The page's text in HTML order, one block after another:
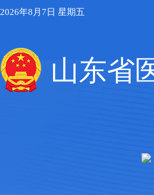
2026年8月7日 星期五
山东省